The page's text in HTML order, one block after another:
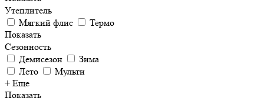
Утеплитель
Мягкий флис
Термо
Показать
Сезонность
Демисезон
Зима
Лето
Мульти
+ Еще
Показать